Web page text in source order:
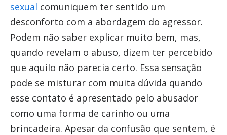
sexual comuniquem ter sentido um
desconforto com a abordagem do agressor.
Podem não saber explicar muito bem, mas,
quando revelam o abuso, dizem ter percebido
que aquilo não parecia certo. Essa sensação
pode se misturar com muita dúvida quando
esse contato é apresentado pelo abusador
como uma forma de carinho ou uma
brincadeira. Apesar da confusão que sentem, é